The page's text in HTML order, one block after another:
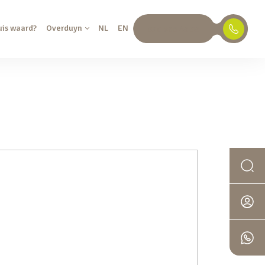
waard? Overduyn NL EN